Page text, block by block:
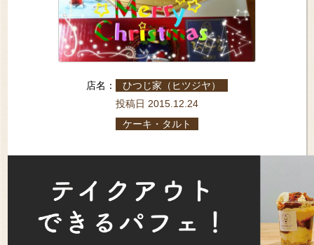
店名： ひつじ家（ヒツジヤ）
投稿日 2015.12.24
ケーキ・タルト